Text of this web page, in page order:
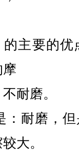
主要的
耐磨。
：耐磨，
大。